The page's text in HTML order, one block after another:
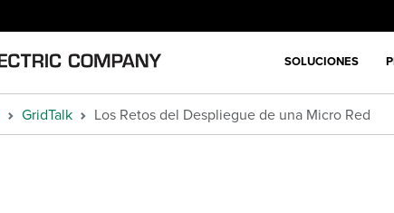
SOLUCIONES
GridTalk Los Retos del Despliegue de una Micro Red